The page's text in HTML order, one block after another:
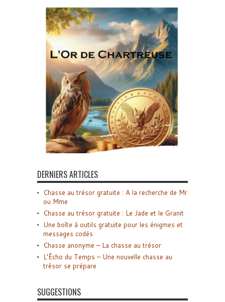
DERNIERS ARTICLES
Chasse au trésor gratuite : A la recherche de Mr
ou Mme
Chasse au trésor gratuite : Le Jade et le Granit
Une boîte à outils gratuite pour les énigmes et
messages codés
Chasse anonyme – La chasse au trésor
L’Écho du Temps – Une nouvelle chasse au
trésor se prépare
SUGGESTIONS